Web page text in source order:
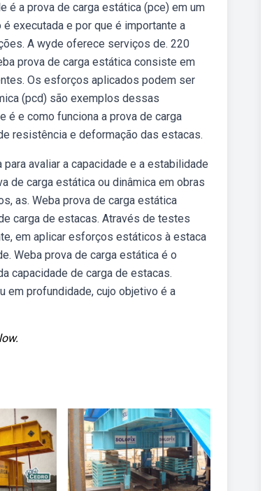
é a prova de carga estática (pce) em um
executada e por que é importante a
A wyde oferece serviços de. 220
prova de carga estática consiste em
Os esforços aplicados podem ser
(pcd) são exemplos dessas
é e como funciona a prova de carga
resistência e deformação das estacas.
avaliar a capacidade e a estabilidade
de carga estática ou dinâmica em obras
as. Weba prova de carga estática
carga de estacas. Através de testes
em aplicar esforços estáticos à estaca
Weba prova de carga estática é o
capacidade de carga de estacas.
em profundidade, cujo objetivo é a